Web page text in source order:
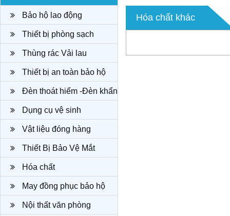
Bảo hộ lao động
Thiết bị phòng sạch
Thùng rác Vải lau
Thiết bị an toàn bảo hộ
Đèn thoát hiểm -Đèn khẩn
cấpDụng cụ vệ sinh
Vật liệu đóng hàng
Thiết Bị Bảo Vệ Mắt
Hóa chất
May đồng phục bảo hộ
công tyNội thất văn phòng
Hóa chất khác